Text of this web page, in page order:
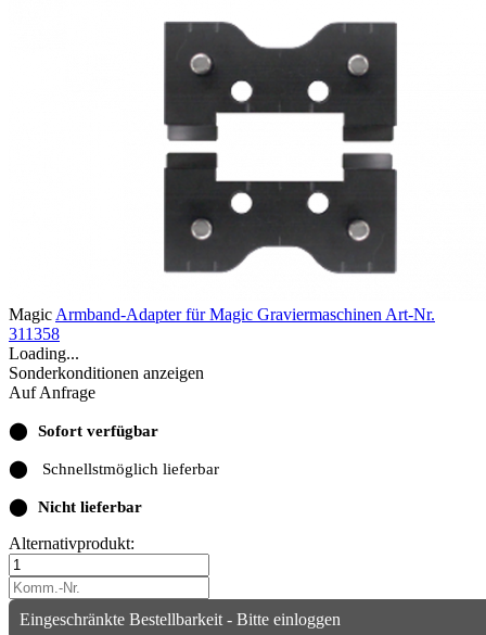
MagicArmband-Adapter für Magic GraviermaschinenArt-Nr.
311358
Loading...
Sonderkonditionen anzeigen
Auf Anfrage
⬤ Sofort verfügbar
⬤ Schnellstmöglich lieferbar
⬤ Nicht lieferbar
Alternativprodukt:
Eingeschränkte Bestellbarkeit - Bitte einloggen